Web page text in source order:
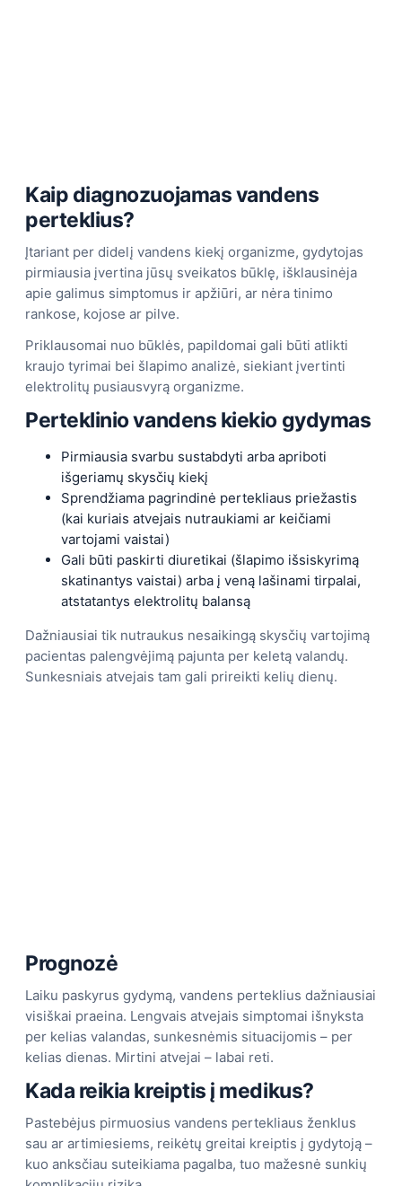
Kaip diagnozuojamas vandens
perteklius?
Įtariant per didelį vandens kiekį organizme, gydytojas
pirmiausia įvertina jūsų sveikatos būklę, išklausinėja
apie galimus simptomus ir apžiūri, ar nėra tinimo
rankose, kojose ar pilve.
Priklausomai nuo būklės, papildomai gali būti atlikti
kraujo tyrimai bei šlapimo analizė, siekiant įvertinti
elektrolitų pusiausvyrą organizme.
Perteklinio vandens kiekio gydymas
Pirmiausia svarbu sustabdyti arba apriboti
išgeriamų skysčių kiekį
Sprendžiama pagrindinė pertekliaus priežastis
(kai kuriais atvejais nutraukiami ar keičiami
vartojami vaistai)
Gali būti paskirti diuretikai (šlapimo išsiskyrimą
skatinantys vaistai) arba į veną lašinami tirpalai,
atstatantys elektrolitų balansą
Dažniausiai tik nutraukus nesaikingą skysčių vartojimą
pacientas palengvėjimą pajunta per keletą valandų.
Sunkesniais atvejais tam gali prireikti kelių dienų.
Prognozė
Laiku paskyrus gydymą, vandens perteklius dažniausiai
visiškai praeina. Lengvais atvejais simptomai išnyksta
per kelias valandas, sunkesnėmis situacijomis – per
kelias dienas. Mirtini atvejai – labai reti.
Kada reikia kreiptis į medikus?
Pastebėjus pirmuosius vandens pertekliaus ženklus
sau ar artimiesiems, reikėtų greitai kreiptis į gydytoją –
kuo anksčiau suteikiama pagalba, tuo mažesnė sunkių